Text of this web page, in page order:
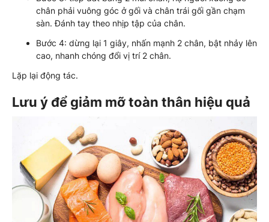
chân phải vuông góc ở gối và chân trái gối gần chạm
sàn. Đánh tay theo nhịp tập của chân.
Bước 4: dừng lại 1 giây, nhấn mạnh 2 chân, bật nhảy lên
cao, nhanh chóng đổi vị trí 2 chân.
Lặp lại động tác.
Lưu ý để giảm mỡ toàn thân hiệu quả